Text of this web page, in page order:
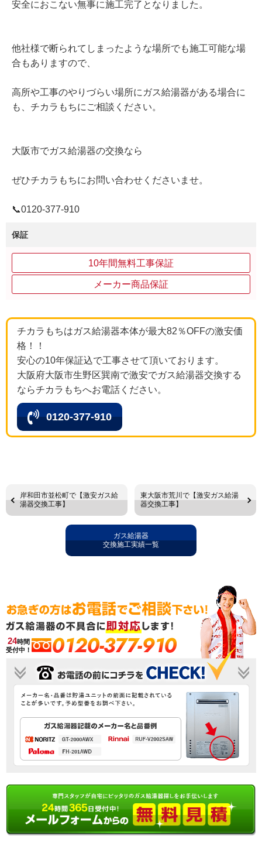
安全におこない無事に施工完了となりました。
他社様で断られてしまったような場所でも施工可能な場
合もありますので、
高所や工事のやりづらい場所にガス給湯器がある場合に
も、チカラもちにご相談ください。
大阪市でガス給湯器の交換なら
ぜひチカラもちにお問い合わせくださいませ。
📞0120‐377‐910
保証
10年間無料工事保証
メーカー商品保証
チカラもちはガス給湯器本体が最大82％OFFの激安価
格！！
安心の10年保証込で工事させて頂いております。
大阪府大阪市生野区巽南で激安でガス給湯器交換する
ならチカラもちへお電話ください。
0120-377-910
岸和田市並松町で【激安ガス給
湯器交換工事】
東大阪市荒川で【激安ガス給湯
器交換工事】
ガス給湯器
交換施工実績一覧
24時間
受付中！
0120-377-910